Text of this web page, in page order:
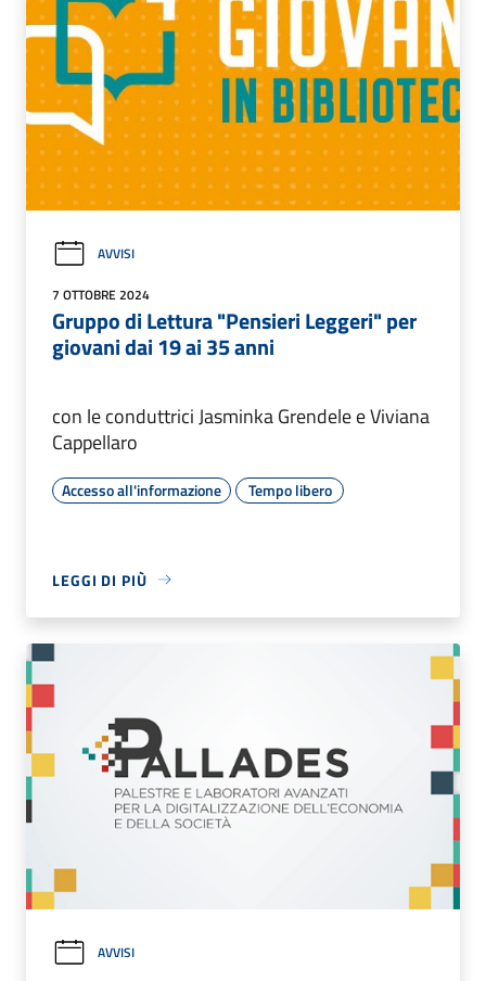
AVVISI
7 OTTOBRE 2024
Gruppo di Lettura "Pensieri Leggeri" per
giovani dai 19 ai 35 anni
con le conduttrici Jasminka Grendele e Viviana
Cappellaro
Accesso all'informazione Tempo libero
LEGGI DI PIÙ
AVVISI